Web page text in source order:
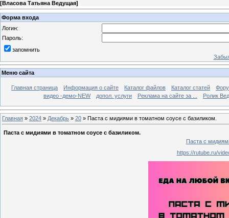
[Власова Татьяна Ведущая]
Форма входа
Логин:
Пароль:
запомнить
Меню сайта
Главная страница Информация о сайте Каталог файлов Каталог статей
видео -демо-NEW
допол. услуги Реклама на сайте за ... Ролик
Главная » 2024 » Декабрь » 20 » Паста с мидиями в томатном соусе с базиликом.
Паста с мидиями в томатном соусе с базиликом.
Паста с
https://rutube.ru/